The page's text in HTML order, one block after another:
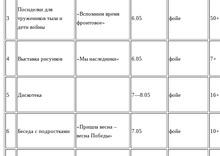
3
Посиделки для
тружеников тыла и
дети войны
«Вспомним время
фронтовое»
6.05 фойе 50+
4 Выставка рисунков «Мы наследники» 6.05 фойе 7+
5 Дискотека 7—8.05 фойе 16+
6 Беседа с подростками
«Пришла весна –
весна Победы»
7.05 фойе 10+